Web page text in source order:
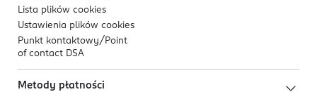
Lista plików cookies
Ustawienia plików cookies
Punkt kontaktowy/ Point
of contact DSA
Metody płatności